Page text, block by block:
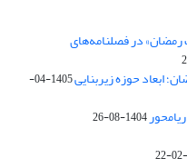
رمضان» در فصلنامه‌های
ابعاد حوزه زیربنایی
1405-04-
1404-08-26